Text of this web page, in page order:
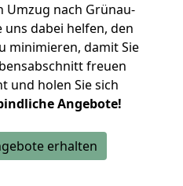
Umzug nach Grünau-
uns dabei helfen, den
minimieren, damit Sie
freuen
und holen Sie sich
Angebote!
erhalten